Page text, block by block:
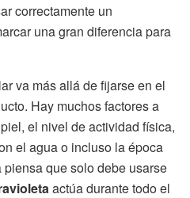
correctamente un
una gran diferencia para
va más allá de fijarse en el
Hay muchos factores a
el nivel de actividad física,
el agua o incluso la época
que solo debe usarse
actúa durante todo el